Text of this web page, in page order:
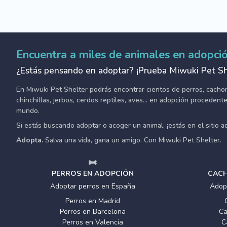
Encuentra a miles de animales en
¿Estás pensando en adoptar? ¡Prueba Miwuki Pet
En Miwuki Pet Shelter podrás encontrar cientos de perros,
chinchillas, jerbos, cerdos reptiles, aves... en adopción
mundo.
Si estás buscando adoptar o acoger un animal, ¡estás en el sitio
Adopta. Salva una vida, gana un amigo. Con Miwuki Pet Shelter.
PERROS EN ADOPCIÓN
Adoptar perros en España
Perros en Madrid
Perros en Barcelona
Perros en Valencia